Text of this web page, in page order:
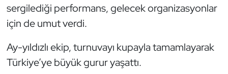
sergilediği performans, gelecek organizasyonlar
için de umut verdi.
Ay-yıldızlı ekip, turnuvayı kupayla tamamlayarak
Türkiye’ye büyük gurur yaşattı.
Özel Sporcular
Ragbi